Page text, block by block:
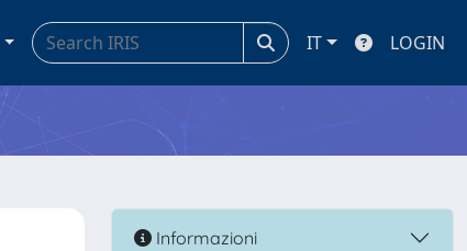
IT LOGIN
Informazioni